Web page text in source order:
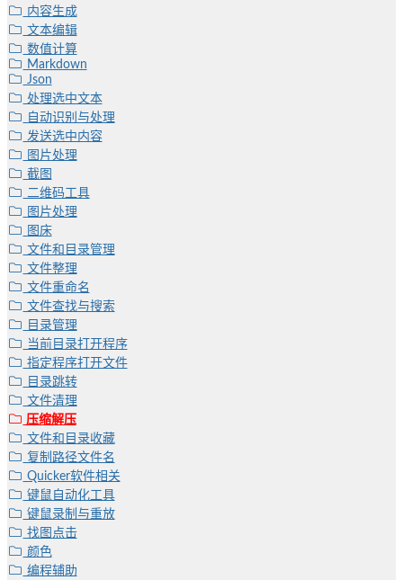
内容生成
文本编辑
数值计算
Markdown
Json
处理选中文本
自动识别与处理
发送选中内容
图片处理
截图
二维码工具
图片处理
图床
文件和目录管理
文件整理
文件重命名
文件查找与搜索
目录管理
当前目录打开程序
指定程序打开文件
目录跳转
文件清理
压缩解压
文件和目录收藏
复制路径文件名
Quicker软件相关
键鼠自动化工具
键鼠录制与重放
找图点击
颜色
编程辅助